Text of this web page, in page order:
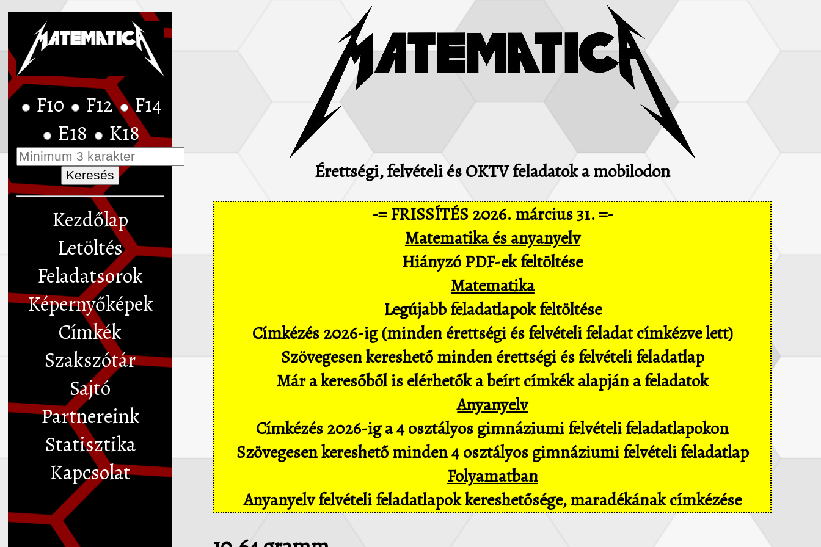
F10 F12
F14
E18
K18
Kezdőlap
Letöltés
Feladatsorok
Képernyőképek
Címkék
Szakszótár
Sajtó
Partnereink
Statisztika
Kapcsolat
Érettségi, felvételi és OKTV feladatok a mobilodon
-= FRISSÍTÉS 2026. március 31. =-
Matematika és anyanyelv
Hiányzó PDF-ek feltöltése
Matematika
Legújabb feladatlapok feltöltése
Címkézés 2026-ig (minden érettségi és felvételi feladat címkézve lett)
Szövegesen kereshető minden érettségi és felvételi feladatlap
Már a keresőből is elérhetők a beírt címkék alapján a feladatok
Anyanyelv
Címkézés 2026-ig a 4 osztályos gimnáziumi felvételi feladatlapokon
Szövegesen kereshető minden 4 osztályos gimnáziumi felvételi feladatlap
Folyamatban
Anyanyelv felvételi feladatlapok kereshetősége, maradékának címkézése